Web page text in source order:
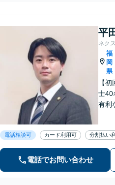
平
ネク
福
岡
県
【
士40
有利
談く
電話相談可 カード利用可 分割払い
電話でお問い合わせ